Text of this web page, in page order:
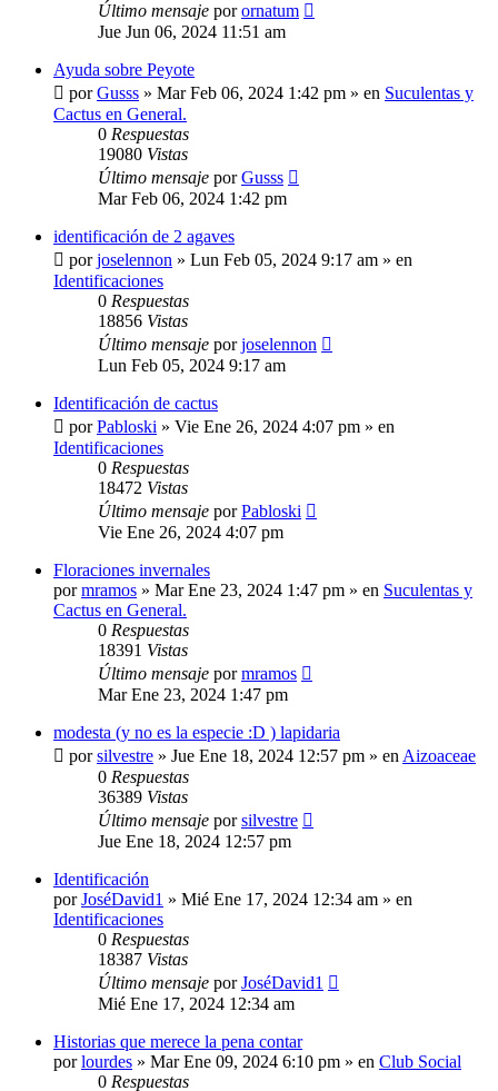
Último mensaje porornatum
Jue Jun 06, 2024 11:51 am
Ayuda sobre Peyote
porGusss » Mar Feb 06, 2024 1:42 pm » en Suculentas y
Cactus en General.
0 Respuestas
19080 Vistas
Último mensaje porGusss
Mar Feb 06, 2024 1:42 pm
identificación de 2 agaves
porjoselennon » Lun Feb 05, 2024 9:17 am » en
Identificaciones
0 Respuestas
18856 Vistas
Último mensaje porjoselennon
Lun Feb 05, 2024 9:17 am
Identificación de cactus
porPabloski » Vie Ene 26, 2024 4:07 pm » en
Identificaciones
0 Respuestas
18472 Vistas
Último mensaje porPabloski
Vie Ene 26, 2024 4:07 pm
Floraciones invernales
pormramos » Mar Ene 23, 2024 1:47 pm » en Suculentas y
Cactus en General.
0 Respuestas
18391 Vistas
Último mensaje pormramos
Mar Ene 23, 2024 1:47 pm
modesta (y no es la especie :D ) lapidaria
porsilvestre » Jue Ene 18, 2024 12:57 pm » en Aizoaceae
0 Respuestas
36389 Vistas
Último mensaje porsilvestre
Jue Ene 18, 2024 12:57 pm
Identificación
porJoséDavid1 » Mié Ene 17, 2024 12:34 am » en
Identificaciones
0 Respuestas
18387 Vistas
Último mensaje porJoséDavid1
Mié Ene 17, 2024 12:34 am
Historias que merece la pena contar
porlourdes » Mar Ene 09, 2024 6:10 pm » en Club Social
0 Respuestas